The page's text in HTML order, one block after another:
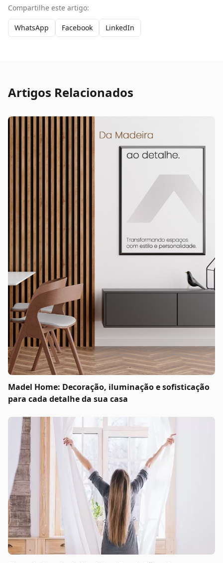
Compartilhe este artigo:
WhatsApp Facebook LinkedIn
Artigos Relacionados
Madel Home: Decoração, iluminação e sofisticação
para cada detalhe da sua casa